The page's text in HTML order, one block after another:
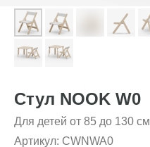
Стул NOOK W0
Для детей от 85 до 130 см
Артикул: CWNWA0